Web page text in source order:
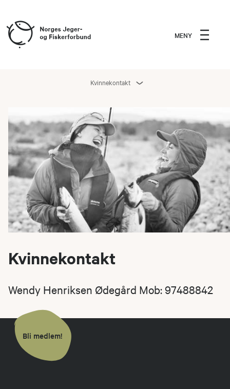
MENY
Kvinnekontakt
Kvinnekontakt
Wendy Henriksen Ødegård Mob: 97488842
Bli medlem!